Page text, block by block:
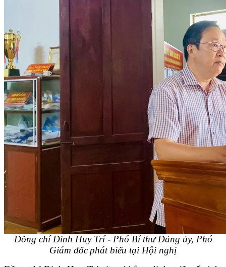
Đồng chí Đinh Huy Trí - Phó Bí thư Đảng ủy, Phó
Giám đốc phát biểu tại Hội nghị